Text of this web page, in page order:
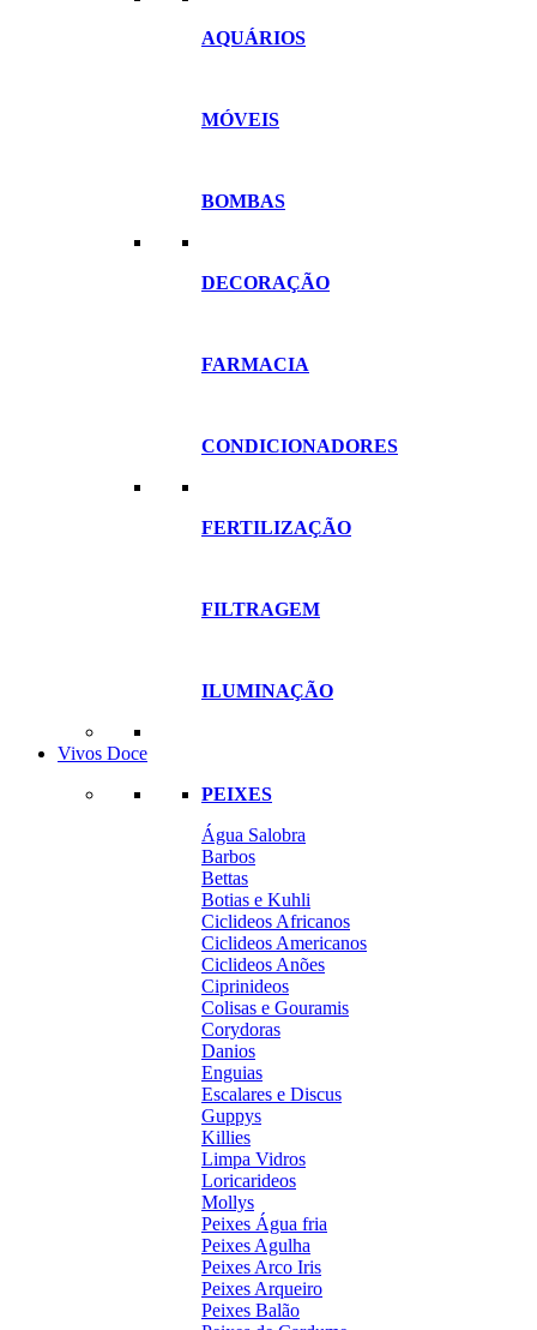
AQUÁRIOS
MÓVEIS
BOMBAS
DECORAÇÃO
FARMACIA
CONDICIONADORES
FERTILIZAÇÃO
FILTRAGEM
ILUMINAÇÃO
Vivos Doce
PEIXES
Água Salobra
Barbos
Bettas
Botias e Kuhli
Ciclideos Africanos
Ciclideos Americanos
Ciclideos Anões
Ciprinideos
Colisas e Gouramis
Corydoras
Danios
Enguias
Escalares e Discus
Guppys
Killies
Limpa Vidros
Loricarideos
Mollys
Peixes Água fria
Peixes Agulha
Peixes Arco Iris
Peixes Arqueiro
Peixes Balão